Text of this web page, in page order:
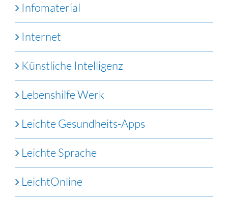
Infomaterial
Internet
Künstliche Intelligenz
Lebenshilfe Werk
Leichte Gesundheits-Apps
Leichte Sprache
LeichtOnline